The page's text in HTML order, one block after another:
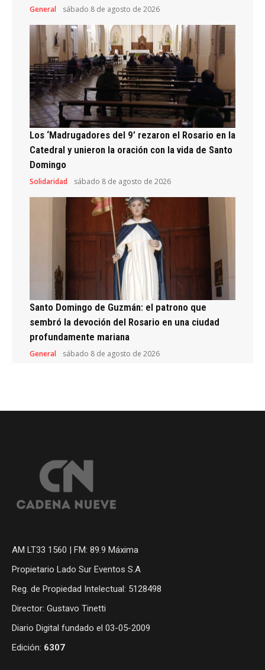
General sábado 8 de agosto de 2026
Los ‘Madrugadores del 9’ rezaron el Rosario en la
Catedral y unieron la oración con la vida de Santo
Domingo
Solidaridad sábado 8 de agosto de 2026
Santo Domingo de Guzmán: el patrono que
sembró la devoción del Rosario en una ciudad
profundamente mariana
General sábado 8 de agosto de 2026
AM LT33 1560 | FM: 89.9 Máxima
Propietario Lado Sur Eventos S.A
Reg. de Propiedad Intelectual: 5128498
Director: Gustavo Tinetti
Diario Digital fundado el 03-05-2009
Edición: 6307